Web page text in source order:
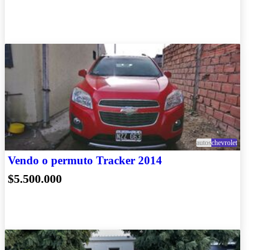
autoschevrolet
Vendo o permuto Tracker 2014
$5.500.000